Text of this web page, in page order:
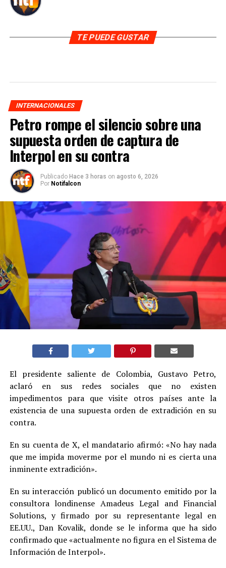
TE PUEDE GUSTAR
INTERNACIONALES
Petro rompe el silencio sobre una
supuesta orden de captura de
Interpol en su contra
Publicado Hace 3 horas on agosto 6, 2026
Por Notifalcon
El presidente saliente de Colombia, Gustavo Petro,
aclaró en sus redes sociales que no existen
impedimentos para que visite otros países ante la
existencia de una supuesta orden de extradición en su
contra.
En su cuenta de X, el mandatario afirmó: «No hay nada
que me impida moverme por el mundo ni es cierta una
inminente extradición».
En su interacción publicó un documento emitido por la
consultora londinense Amadeus Legal and Financial
Solutions, y firmado por su representante legal en
EE.UU., Dan Kovalik, donde se le informa que ha sido
confirmado que «actualmente no figura en el Sistema de
Información de Interpol».